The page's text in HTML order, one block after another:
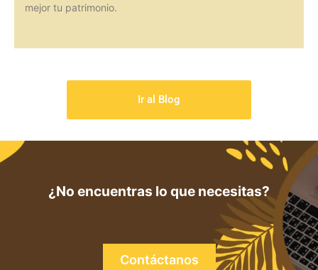
mejor tu patrimonio.
Ir al Blog
¿No encuentras lo que necesitas?
Contáctanos